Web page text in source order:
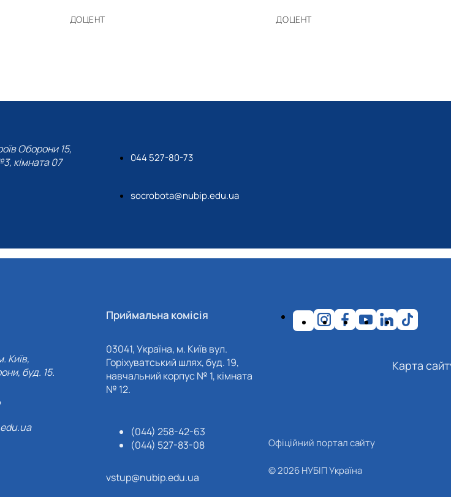
ДОЦЕНТ ДОЦЕНТ
Оборони 15,
кімната 07
044 527-80-73
socrobota@nubip.edu.ua
Київ,
буд. 15.
Приймальна комісія
03041, Україна, м. Київ вул.
Горіхуватський шлях, буд. 19,
навчальний корпус № 1, кімната
№ 12.
(044) 258-42-63
(044) 527-83-08
vstup@nubip.edu.ua
Карта
Офіційний портал сайту
© 2026 НУБІП Україна